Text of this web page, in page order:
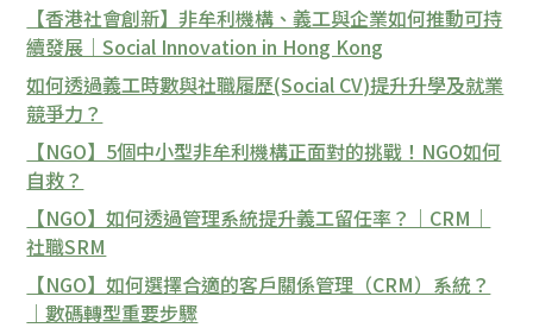
【香港社會創新】非牟利機構、義工與企業如何推動可持
續發展｜Social Innovation in Hong Kong
如何透過義工時數與社職履歷(Social CV)提升升學及就業
競爭力？
【NGO】5個中小型非牟利機構正面對的挑戰！NGO如何
自救？
【NGO】如何透過管理系統提升義工留任率？｜CRM｜
社職SRM
【NGO】如何選擇合適的客戶關係管理（CRM）系統？
｜數碼轉型重要步驟